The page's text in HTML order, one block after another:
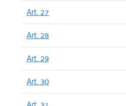
Art. 27
Art. 28
Art. 29
Art. 30